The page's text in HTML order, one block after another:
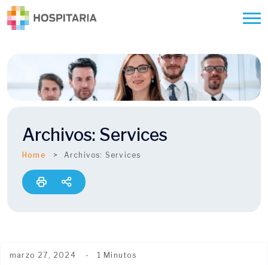
Archivos: Services
Home Archivos: Services
marzo 27, 2024 1 Minutos